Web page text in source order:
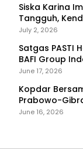
Siska Karina
Tangguh,
dan Bencana
July 2, 2026
Satgas PASTI
BAFI Group
June 17, 2026
Kopdar
Prabowo-
June 16, 2026